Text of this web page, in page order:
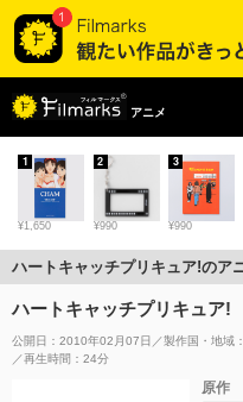
アニメ
¥1,650
1
¥990
2
¥990
3
ハートキャッチプリキュア!のア
ハートキャッチプリキュア!
公開日：2010年02月07日 製作国・地域：
再生時間：24分
原作